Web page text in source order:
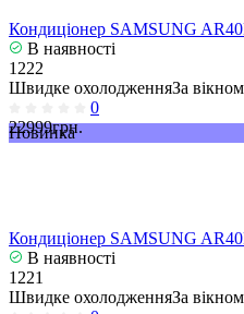
Кондиціонер SAMSUNG
В наявності
1222
Швидке охолодженняЗа
0
22999грн.
Новинка
Кондиціонер SAMSUNG
В наявності
1221
Швидке охолодженняЗа